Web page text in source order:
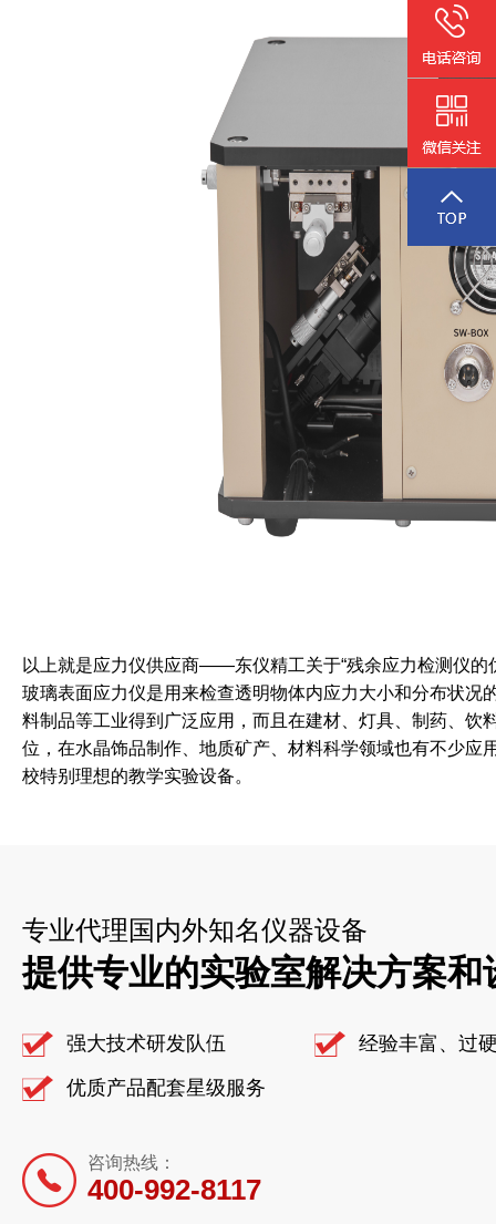
以上就是应力仪供应商——东仪精工关于“残余应力检测仪的
玻璃表面应力仪是用来检查透明物体内应力大小和分布状况
料制品等工业得到广泛应用，而且在建材、灯具、制药、饮
位，在水晶饰品制作、地质矿产、材料科学领域也有不少应
校特别理想的教学实验设备。
专业代理国内外知名仪器设备
提供专业的实验室解决方案和
强大技术研发队伍
经验丰富、过
优质产品配套星级服务
咨询热线：
400-992-8117